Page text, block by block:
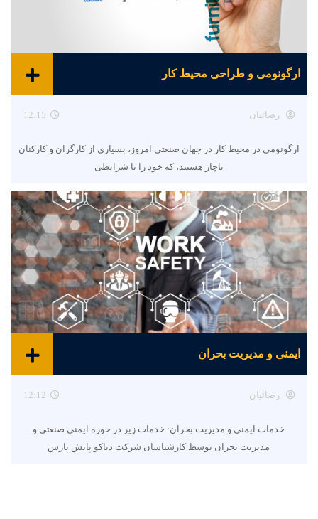
ارگونومی و طراحی محیط کار
رضائیان 12:15
ارگونومی در محیط کار در جهان صنعتی امروز، بسیاری از کارگران و کارکنان
ناچار هستند، که خود را با شرایطی
ایمنی و مدیریت بحران
رضائیان 12:12
خدمات ایمنی و مدیریت بحران: خدمات زیر در حوزه ایمنی صنعتی و
مدیریت بحران توسط کارشناسان شرکت دیاکو پایش پارس